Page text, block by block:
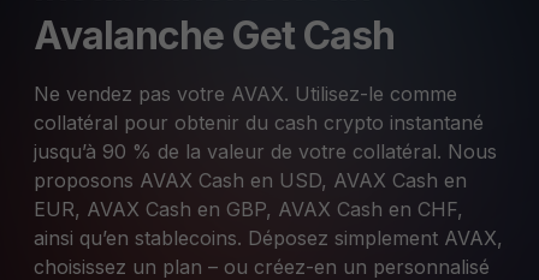
Avalanche Get Cash
Ne vendez pas votre AVAX. Utilisez-le comme
collatéral pour obtenir du cash crypto instantané
jusqu’à 90 % de la valeur de votre collatéral. Nous
proposons AVAX Cash en USD, AVAX Cash en
EUR, AVAX Cash en GBP, AVAX Cash en CHF,
ainsi qu’en stablecoins. Déposez simplement AVAX,
choisissez un plan – ou créez-en un personnalisé